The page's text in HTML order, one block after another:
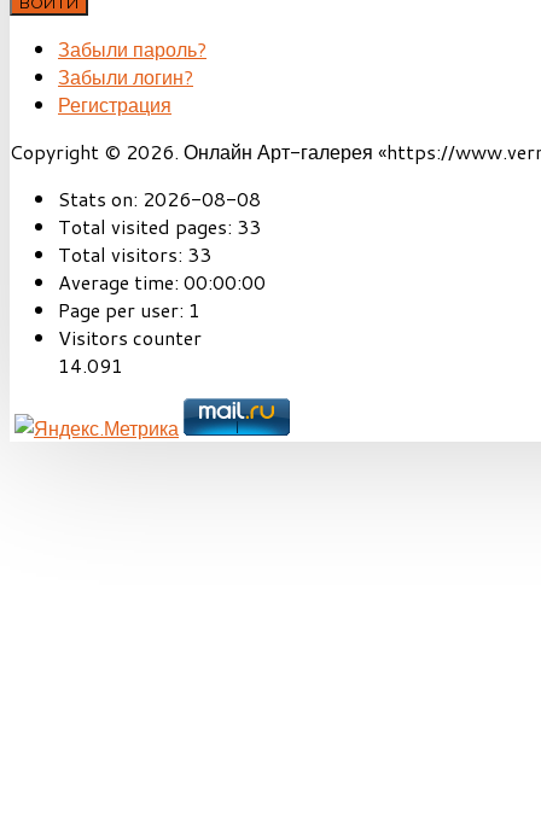
Забыли пароль?
Забыли логин?
Регистрация
Copyright © 2026. Онлайн Арт-галерея «https://
Stats on: 2026-08-08
Total visited pages: 33
Total visitors: 33
Average time: 00:00:00
Page per user: 1
Visitors counter
14.091